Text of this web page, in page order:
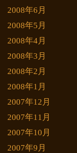
2008年6月
2008年5月
2008年4月
2008年3月
2008年2月
2008年1月
2007年12月
2007年11月
2007年10月
2007年9月